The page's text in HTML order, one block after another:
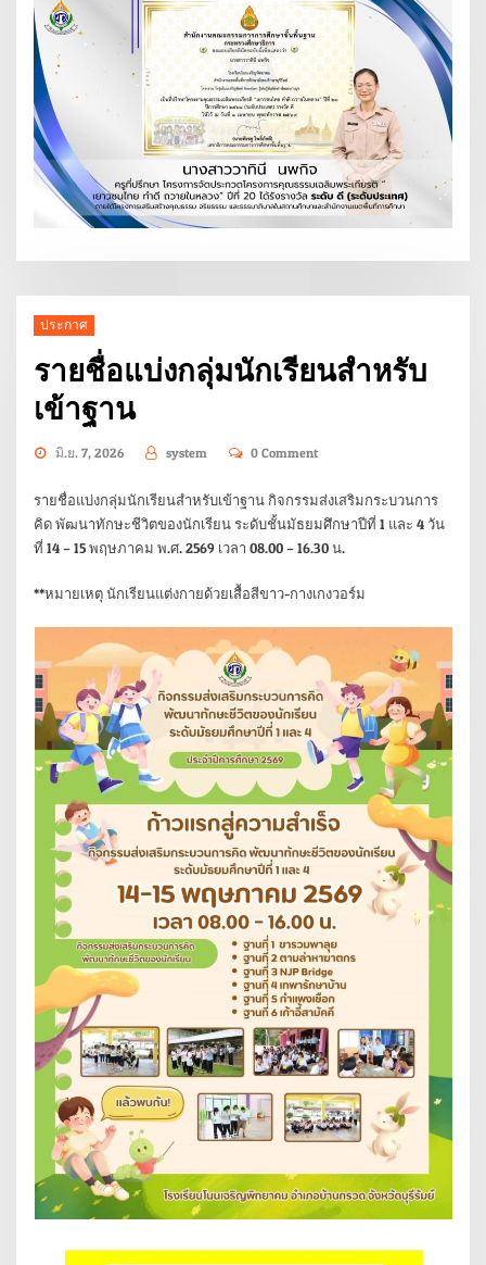
ประกาศ
รายชื่อแบ่งกลุ่มนักเรียนสำหรับ
เข้าฐาน
มิ.ย. 7, 2026 system 0 Comment
รายชื่อแบ่งกลุ่มนักเรียนสำหรับเข้าฐาน กิจกรรมส่งเสริมกระบวนการ
คิด พัฒนาทักษะชีวิตของนักเรียน ระดับชั้นมัธยมศึกษาปีที่ 1 และ 4 วัน
ที่ 14 – 15 พฤษภาคม พ.ศ. 2569 เวลา 08.00 – 16.30 น.
**หมายเหตุ นักเรียนแต่งกายด้วยเสื้อสีขาว-กางเกงวอร์ม